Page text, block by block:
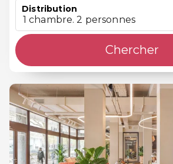
Distribution
1 chambre. 2 personnes
Chercher